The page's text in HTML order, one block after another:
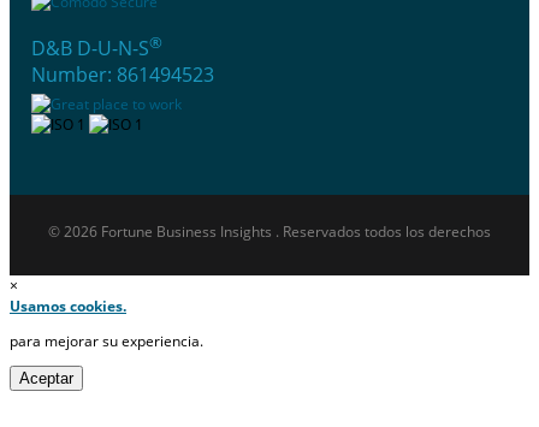
D&B D-U-N-S®
Number: 861494523
© 2026 Fortune Business Insights . Reservados todos los derechos
×
Usamos cookies.
para mejorar su experiencia.
Aceptar